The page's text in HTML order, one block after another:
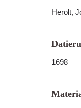
Herolt,
1698